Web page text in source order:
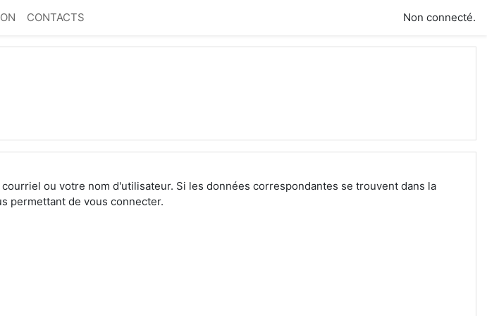
CONTACTS Non connecté.
ou votre nom d'utilisateur. Si les données correspondantes se trouvent dans la
permettant de vous connecter.